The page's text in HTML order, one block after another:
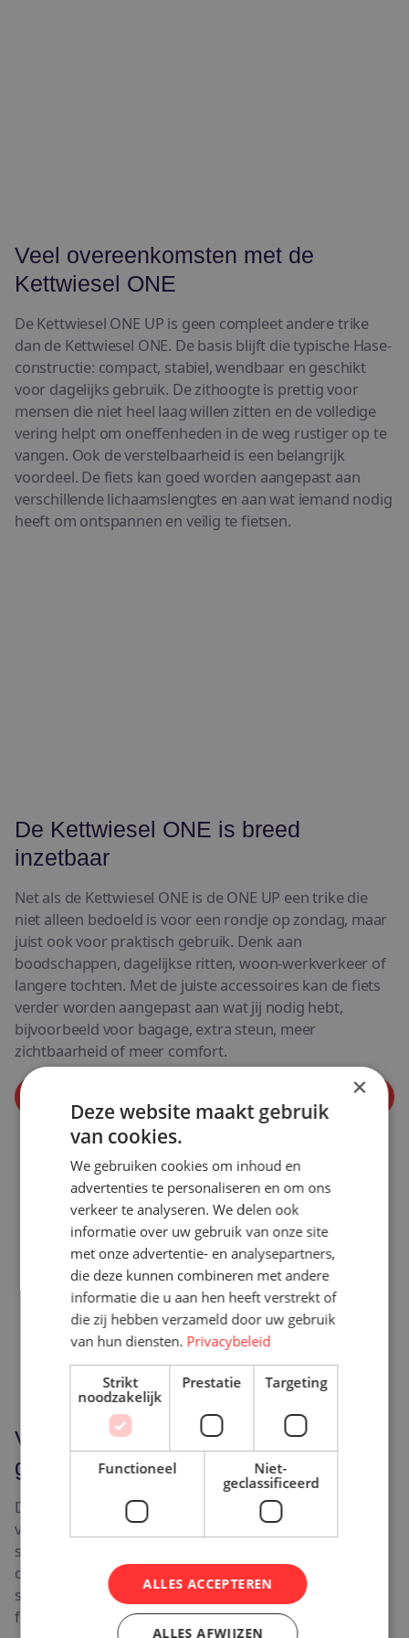
Veel overeenkomsten met de
Kettwiesel ONE
De Kettwiesel ONE UP is geen compleet andere trike
dan de Kettwiesel ONE. De basis blijft die typische Hase-
constructie: compact, stabiel, wendbaar en geschikt
voor dagelijks gebruik. De zithoogte is prettig voor
mensen die niet heel laag willen zitten en de volledige
vering helpt om oneffenheden in de weg rustiger op te
vangen. Ook de verstelbaarheid is een belangrijk
voordeel. De fiets kan goed worden aangepast aan
verschillende lichaamslengtes en aan wat iemand nodig
heeft om ontspannen en veilig te fietsen.
De Kettwiesel ONE is breed
inzetbaar
Net als de Kettwiesel ONE is de ONE UP een trike die
niet alleen bedoeld is voor een rondje op zondag, maar
juist ook voor praktisch gebruik. Denk aan
boodschappen, dagelijkse ritten, woon-werkverkeer of
langere tochten. Met de juiste accessoires kan de fiets
verder worden aangepast aan wat jij nodig hebt,
bijvoorbeeld voor bagage, extra steun, meer
zichtbaarheid of meer comfort.
Voor wie is de Kettwiesel ONE UP
geschikt?
De Kettwiesel ONE UP past goed bij mensen die de
voordelen van een trike zoeken, maar niet te laag of te
sportief willen zitten. Dat kan prettig zijn als je meer
overzicht wilt in het verkeer, als je graag een duidelijke
stuurpositie hebt of als je overstapt vanaf een gewone
fiets en het stuurgevoel herkenbaar wilt houden.
×
Deze website maakt gebruik
van cookies.
We gebruiken cookies om inhoud en
advertenties te personaliseren en om ons
verkeer te analyseren. We delen ook
informatie over uw gebruik van onze site
met onze advertentie- en analysepartners,
die deze kunnen combineren met andere
informatie die u aan hen heeft verstrekt of
die zij hebben verzameld door uw gebruik
van hun diensten. Privacybeleid
Strikt
noodzakelijk
Prestatie Targeting
Functioneel
Niet-
geclassificeerd
ALLES ACCEPTEREN
ALLES AFWIJZEN